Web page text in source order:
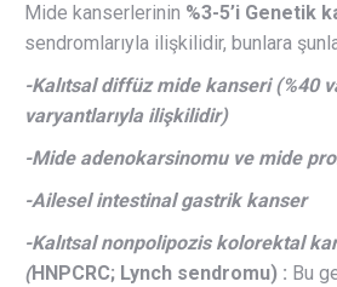
Mide kanserlerinin %3-5’i Genetik
sendromlarıyla ilişkilidir, bunlara
-Kalıtsal diffüz mide kanseri (%40
varyantlarıyla ilişkilidir)
-Mide adenokarsinomu ve mide
-Ailesel intestinal gastrik kanser
-Kalıtsal nonpolipozis kolorektal
(HNPCRC; Lynch sendromu) : Bu